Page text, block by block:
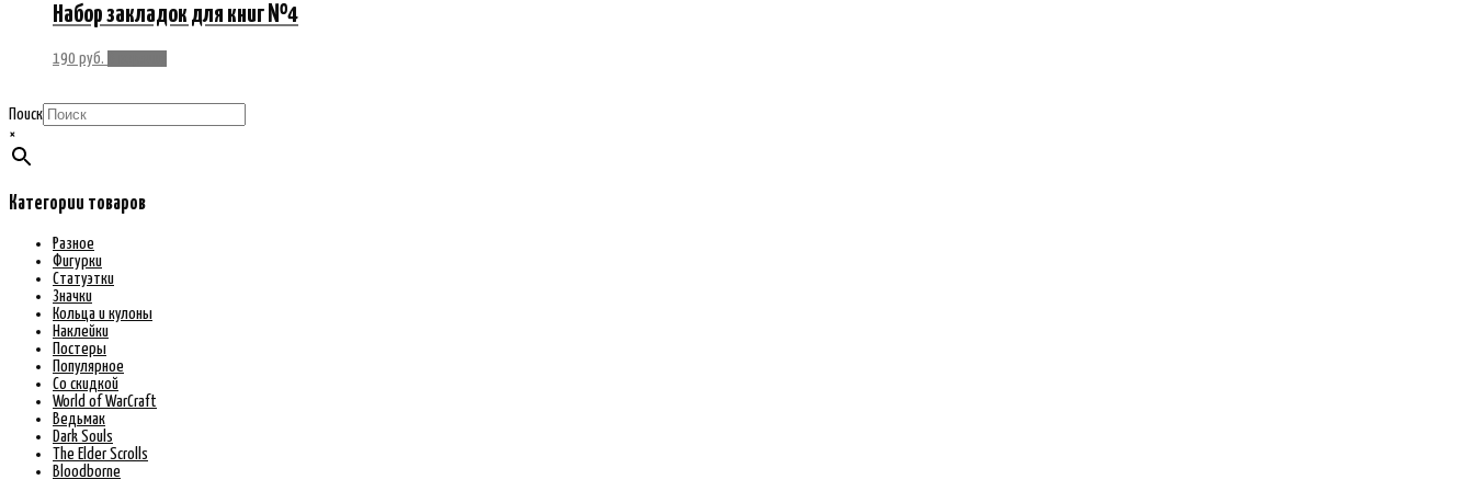
Набор закладок для книг №4
190 руб.
Поиск
×
Категории товаров
Разное
Фигурки
Статуэтки
Значки
Кольца и кулоны
Наклейки
Постеры
Популярное
Со скидкой
World of WarCraft
Ведьмак
Dark Souls
The Elder Scrolls
Bloodborne